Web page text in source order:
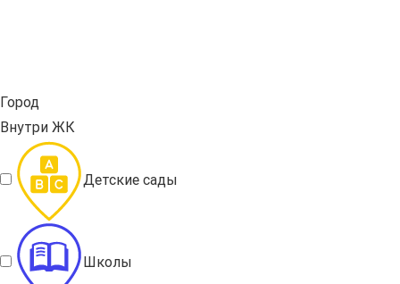
Город
Внутри ЖК
Детские сады
Школы